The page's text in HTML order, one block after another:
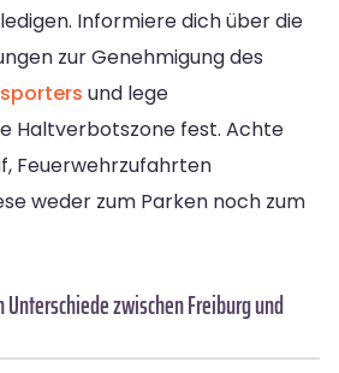
Informiere dich über die
zur Genehmigung des
und lege
Haltverbotszone fest. Achte
Feuerwehrzufahrten
weder zum Parken noch zum
zwischen Freiburg und